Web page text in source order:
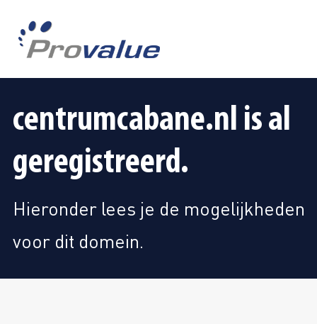
centrumcabane.nl is al
geregistreerd.
Hieronder lees je de mogelijkheden
voor dit domein.